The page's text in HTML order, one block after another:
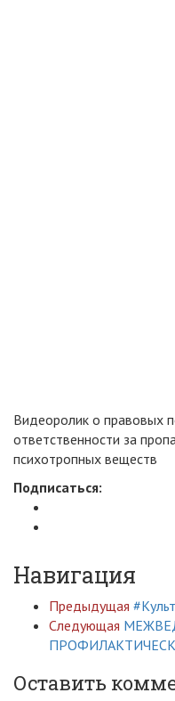
Видеоролик о правовых
ответственности за
психотропных веществ
Подписаться:
Навигация
Предыдущая
Следующая
Оставить